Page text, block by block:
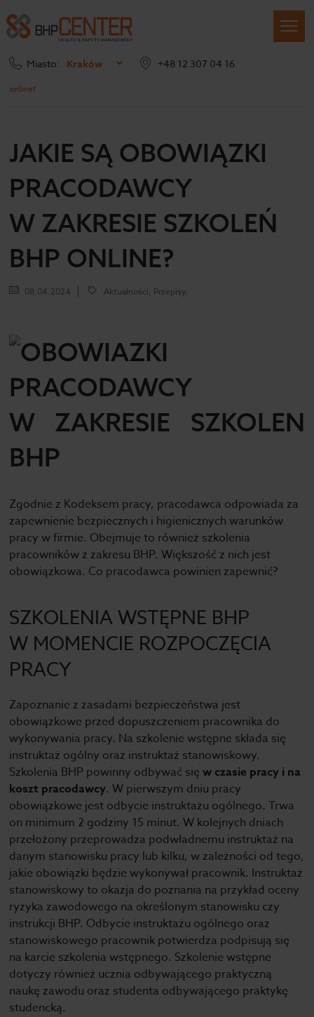
Miasto: Kraków +48 12 307 04 16
online?
JAKIE SĄ OBOWIĄZKI
PRACODAWCY
W ZAKRESIE SZKOLEŃ
BHP ONLINE?
08.04.2024 Aktualności, Przepisy,
Zgodnie z Kodeksem pracy, pracodawca odpowiada za
zapewnienie bezpiecznych i higienicznych warunków
pracy w firmie. Obejmuje to również szkolenia
pracowników z zakresu BHP. Większość z nich jest
obowiązkowa. Co pracodawca powinien zapewnić?
SZKOLENIA WSTĘPNE BHP
W MOMENCIE ROZPOCZĘCIA
PRACY
Zapoznanie z zasadami bezpieczeństwa jest
obowiązkowe przed dopuszczeniem pracownika do
wykonywania pracy. Na szkolenie wstępne składa się
instruktaż ogólny oraz instruktaż stanowiskowy.
Szkolenia BHP powinny odbywać sięw czasie pracy i na
koszt pracodawcy. W pierwszym dniu pracy
obowiązkowe jest odbycie instruktażu ogólnego. Trwa
on minimum 2 godziny 15 minut. W kolejnych dniach
przełożony przeprowadza podwładnemu instruktaż na
danym stanowisku pracy lub kilku, w zależności od tego,
jakie obowiązki będzie wykonywał pracownik. Instruktaż
stanowiskowy to okazja do poznania na przykład oceny
ryzyka zawodowego na określonym stanowisku czy
instrukcji BHP. Odbycie instruktażu ogólnego oraz
stanowiskowego pracownik potwierdza podpisują się
na karcie szkolenia wstępnego. Szkolenie wstępne
dotyczy również ucznia odbywającego praktyczną
naukę zawodu oraz studenta odbywającego praktykę
studencką.